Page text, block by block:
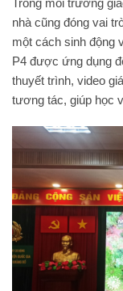
Trong môi trường
nhà cũng đóng vai
một cách sinh động
P4 được ứng dụng
thuyết trình, video
tương tác, giúp học